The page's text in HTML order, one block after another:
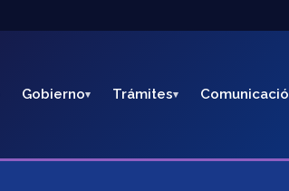
Gobierno Trámites